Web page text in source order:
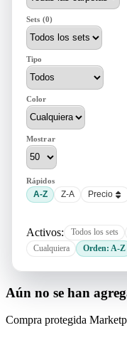
Sets (0)
Tipo
Color
Mostrar
Rápidos
A-Z Z-A Precio
Activos: Todos los sets
Cualquiera
Orden: A-Z
Aún no se han
Compra protegida